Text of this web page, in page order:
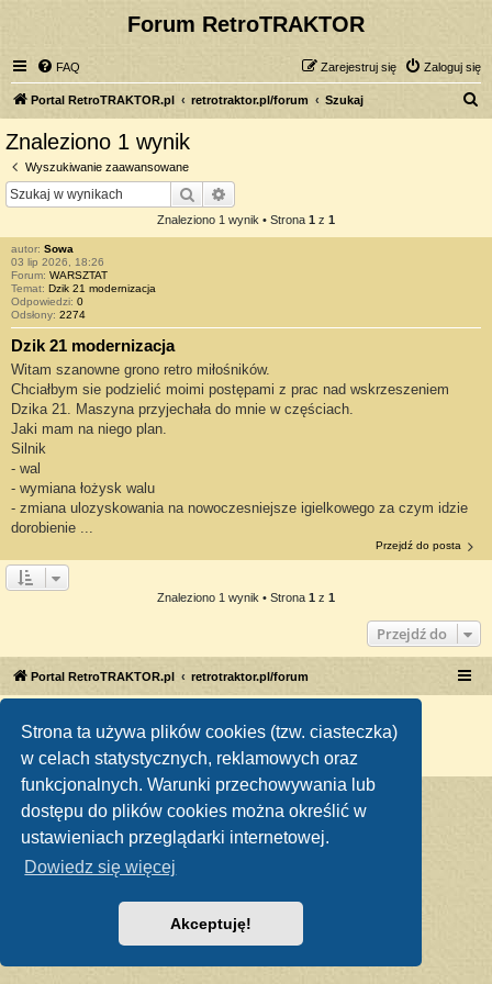
Strona ta używa plików cookies (tzw. ciasteczka)
w celach statystycznych, reklamowych oraz
funkcjonalnych. Warunki przechowywania lub
dostępu do plików cookies można określić w
ustawieniach przeglądarki internetowej.
Dowiedz się więcej
Akceptuję!
Forum RetroTRAKTOR
FAQ Zaloguj się
Zarejestruj się
Portal RetroTRAKTOR.pl retrotraktor.pl/forum Szukaj
Znaleziono 1 wynik
Wyszukiwanie zaawansowane
Szukaj
Znaleziono 1 wynik • Strona 1 z 1
autor: Sowa
03 lip 2026, 18:26
Forum: WARSZTAT
Temat: Dzik 21 modernizacja
Odpowiedzi: 0
Odsłony: 2274
Dzik 21 modernizacja
Witam szanowne grono retro miłośników.
Chciałbym sie podzielić moimi postępami z prac nad wskrzeszeniem
Dzika 21. Maszyna przyjechała do mnie w częściach.
Jaki mam na niego plan.
Silnik
- wal
- wymiana łożysk walu
- zmiana ulozyskowania na nowoczesniejsze igielkowego za czym idzie
dorobienie ...
Przejdź do posta
Znaleziono 1 wynik • Strona 1 z 1
Przejdź do
Portal RetroTRAKTOR.pl retrotraktor.pl/forum
Polski pakiet językowy dostarcza phpBB.pl
Zasady ochrony danych osobowych|Regulamin